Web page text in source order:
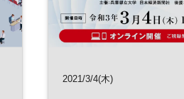
2021/3/4(木)